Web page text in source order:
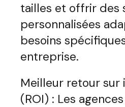
tailles et offrir des
personnalisées
besoins
entreprise.
Meilleur retour sur
(ROI) : Les